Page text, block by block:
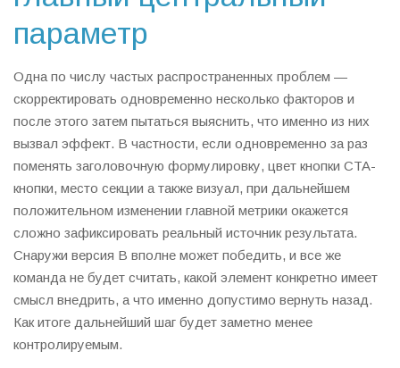
параметр
Одна по числу частых распространенных проблем —
скорректировать одновременно несколько факторов и
после этого затем пытаться выяснить, что именно из них
вызвал эффект. В частности, если одновременно за раз
поменять заголовочную формулировку, цвет кнопки CTA-
кнопки, место секции а также визуал, при дальнейшем
положительном изменении главной метрики окажется
сложно зафиксировать реальный источник результата.
Снаружи версия B вполне может победить, и все же
команда не будет считать, какой элемент конкретно имеет
смысл внедрить, а что именно допустимо вернуть назад.
Как итоге дальнейший шаг будет заметно менее
контролируемым.